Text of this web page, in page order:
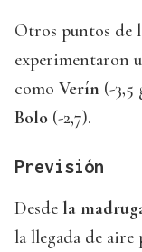
Otros puntos de
experimentaron
como Verín (-3,5
Bolo (-2,7).
Previsión
Desde la
la llegada de